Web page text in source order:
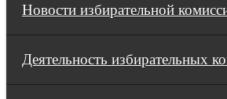
Новости избирательной
Деятельность избирательных